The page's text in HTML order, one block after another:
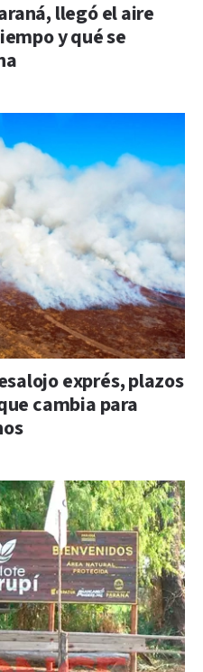
llegó el aire
y qué se
exprés, plazos
cambia para